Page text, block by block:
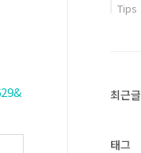
Tips
최근글
태그